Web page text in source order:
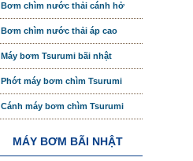
Bơm chìm nước thải cánh hở
Bơm chìm nước thải áp cao
Máy bơm Tsurumi bãi nhật
Phớt máy bơm chìm Tsurumi
Cánh máy bơm chìm Tsurumi
MÁY BƠM BÃI NHẬT